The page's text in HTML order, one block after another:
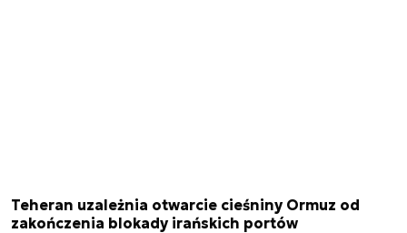
Teheran uzależnia otwarcie cieśniny Ormuz od
zakończenia blokady irańskich portów